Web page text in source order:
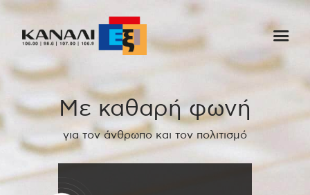
Αρχική
Εκπομπές
Στον ρυθμό της μέρας
Ένθετα
Με καθαρή φωνή
για τον άνθρωπο και τον πολιτισμό